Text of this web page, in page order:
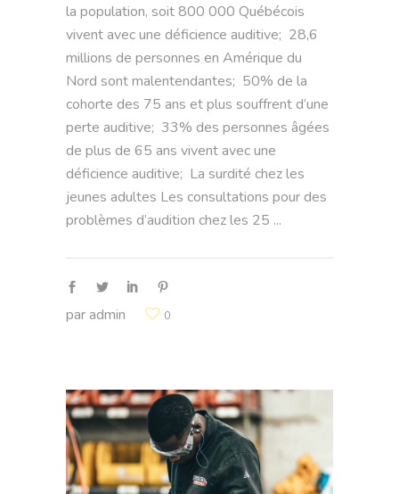
la population, soit 800 000 Québécois
vivent avec une déficience auditive; 28,6
millions de personnes en Amérique du
Nord sont malentendantes; 50% de la
cohorte des 75 ans et plus souffrent d’une
perte auditive; 33% des personnes âgées
de plus de 65 ans vivent avec une
déficience auditive; La surdité chez les
jeunes adultes Les consultations pour des
problèmes d’audition chez les 25
paradmin 0